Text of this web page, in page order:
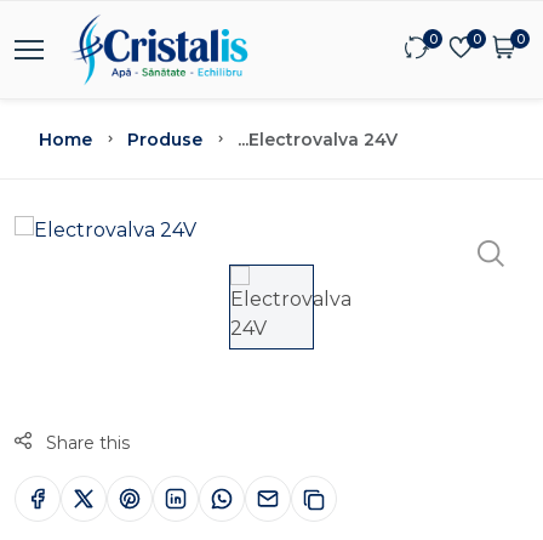
0 0 0
Home Produse ...Electrovalva 24V
Share this